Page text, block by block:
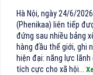
Hà Nội, ngày 24/6/
(Phenikaa) liên tiếp
đứng sau nhiều bảng
hàng đầu thế giới, ghi
hiện đại: năng lực
tích cực cho xã hội...